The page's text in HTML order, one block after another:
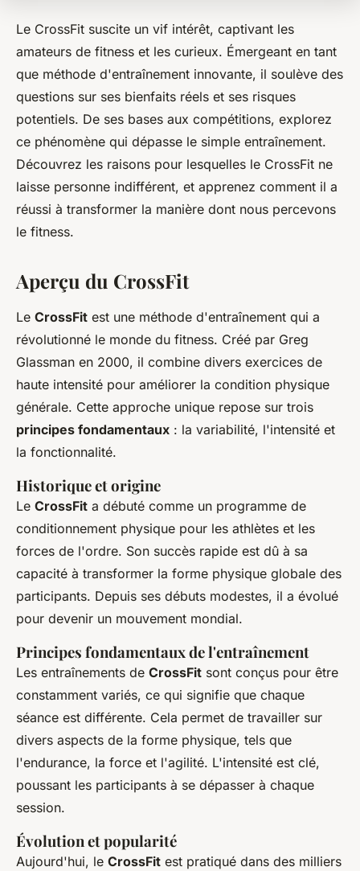
Le CrossFit suscite un vif intérêt, captivant les
amateurs de fitness et les curieux. Émergeant en tant
que méthode d'entraînement innovante, il soulève des
questions sur ses bienfaits réels et ses risques
potentiels. De ses bases aux compétitions, explorez
ce phénomène qui dépasse le simple entraînement.
Découvrez les raisons pour lesquelles le CrossFit ne
laisse personne indifférent, et apprenez comment il a
réussi à transformer la manière dont nous percevons
le fitness.
Aperçu du CrossFit
Le CrossFit est une méthode d'entraînement qui a
révolutionné le monde du fitness. Créé par Greg
Glassman en 2000, il combine divers exercices de
haute intensité pour améliorer la condition physique
générale. Cette approche unique repose sur trois
principes fondamentaux : la variabilité, l'intensité et
la fonctionnalité.
Historique et origine
Le CrossFit a débuté comme un programme de
conditionnement physique pour les athlètes et les
forces de l'ordre. Son succès rapide est dû à sa
capacité à transformer la forme physique globale des
participants. Depuis ses débuts modestes, il a évolué
pour devenir un mouvement mondial.
Principes fondamentaux de l'entraînement
Les entraînements de CrossFit sont conçus pour être
constamment variés, ce qui signifie que chaque
séance est différente. Cela permet de travailler sur
divers aspects de la forme physique, tels que
l'endurance, la force et l'agilité. L'intensité est clé,
poussant les participants à se dépasser à chaque
session.
Évolution et popularité
Aujourd'hui, le CrossFit est pratiqué dans des milliers